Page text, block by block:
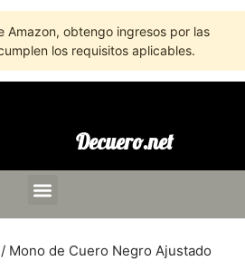
Amazon, obtengo ingresos por las
los requisitos aplicables.
Decuero.net
/ Mono de Cuero Negro Ajustado